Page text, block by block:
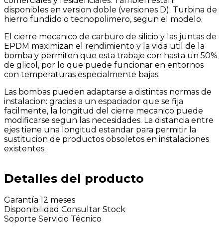
disponibles en version doble (versiones D). Turbina de
hierro fundido o tecnopolimero, segun el modelo.
El cierre mecanico de carburo de silicio y las juntas de
EPDM maximizan el rendimiento y la vida util de la
bomba y permiten que esta trabaje con hasta un 50%
de glicol, por lo que puede funcionar en entornos
con temperaturas especialmente bajas.
Las bombas pueden adaptarse a distintas normas de
instalacion: gracias a un espaciador que se fija
facilmente, la longitud del cierre mecanico puede
modificarse segun las necesidades. La distancia entre
ejes tiene una longitud estandar para permitir la
sustitucion de productos obsoletos en instalaciones
existentes.
Detalles del producto
Garantía 12 meses
Disponibilidad Consultar Stock
Soporte Servicio Técnico